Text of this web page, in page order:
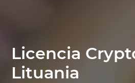
Licencia
Lituania